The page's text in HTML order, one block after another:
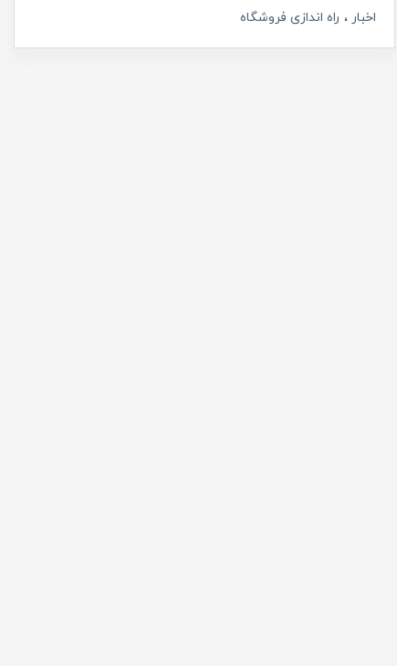
اخبار راه اندازی فروشگاه